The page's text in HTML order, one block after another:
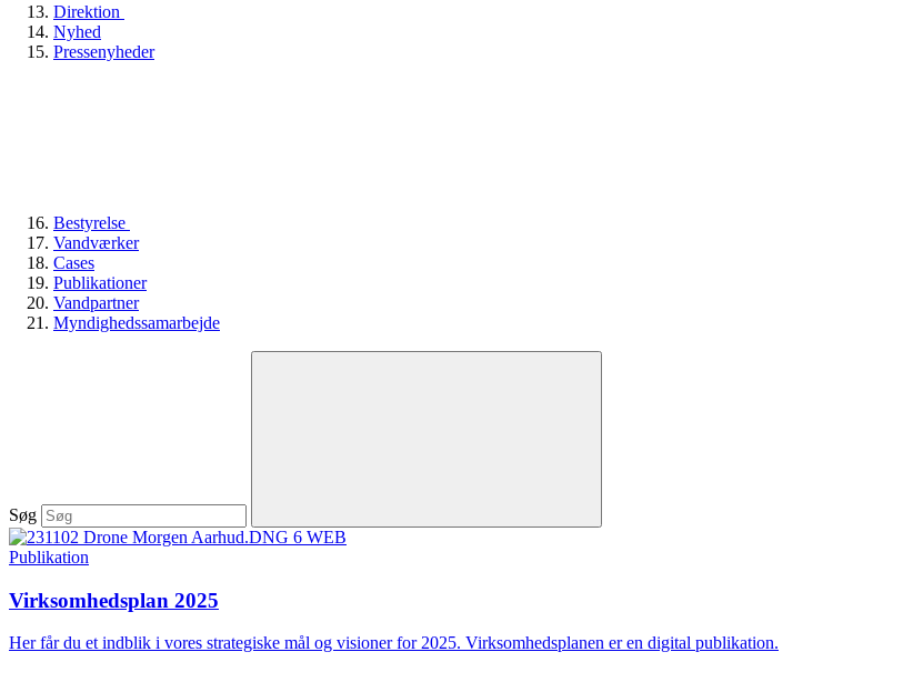
Direktion
Nyhed
Pressenyheder
Bestyrelse
Vandværker
Cases
Publikationer
Vandpartner
Myndighedssamarbejde
Søg
Publikation
Virksomhedsplan 2025
Her får du et indblik i vores strategiske mål og visioner for 2025. Virksomhedsplanen er en digital publikation.